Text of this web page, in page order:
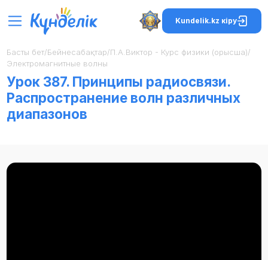
Kundelik.kz кіру
Басты бет/Бейнесабақтар/П.А.Виктор - Курс физики (орысша)/
Электромагнитные волны
Урок 387. Принципы радиосвязи.
Распространение волн различных
диапазонов